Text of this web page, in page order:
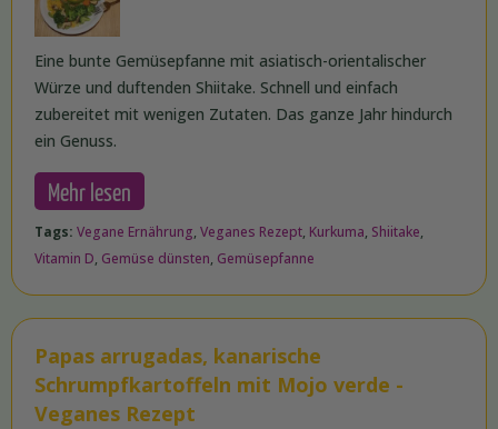
Eine bunte Gemüsepfanne mit asiatisch-orientalischer
Würze und duftenden Shiitake. Schnell und einfach
zubereitet mit wenigen Zutaten. Das ganze Jahr hindurch
ein Genuss.
Mehr lesen
Tags: Vegane Ernährung, Veganes Rezept, Kurkuma, Shiitake,
Vitamin D, Gemüse dünsten, Gemüsepfanne
Papas arrugadas, kanarische
Schrumpfkartoffeln mit Mojo verde -
Veganes Rezept